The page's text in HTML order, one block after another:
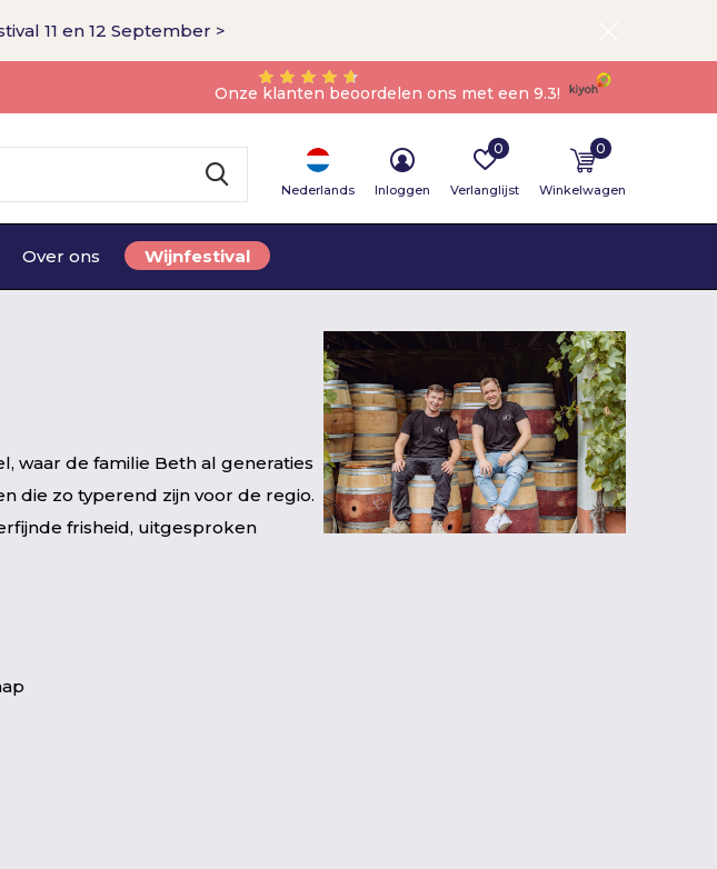
Over ons Wijnfestival
Nederlands Inloggen Verlanglijst
0
Winkelwagen
0
Onze klanten beoordelen ons met een 9.3!
11 en 12 September >
waar de familie Beth al generaties
die zo typerend zijn voor de regio.
frisheid, uitgesproken